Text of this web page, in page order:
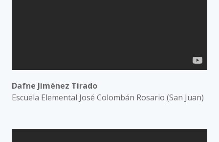
Dafne Jiménez Tirado
Escuela Elemental José Colombán Rosario (San Juan)